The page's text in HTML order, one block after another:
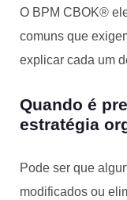
O BPM CBOK®
comuns que
explicar cada um
Quando é
estratégia
Pode ser que
modificados ou